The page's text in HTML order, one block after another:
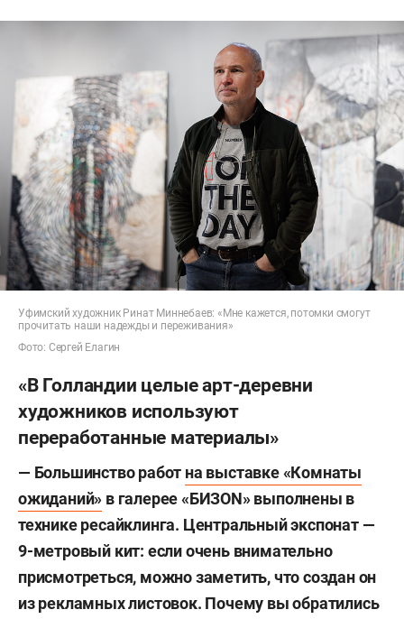
Уфимский художник Ринат Миннебаев: «Мне кажется, потомки смогут
прочитать наши надежды и переживания»
Фото: Сергей Елагин
«В Голландии целые арт-деревни
художников используют
переработанные материалы»
— Большинство работ на выставке «Комнаты
ожиданий» в галерее «БИЗON» выполнены в
технике ресайклинга. Центральный экспонат —
9-метровый кит: если очень внимательно
присмотреться, можно заметить, что создан он
из рекламных листовок. Почему вы обратились